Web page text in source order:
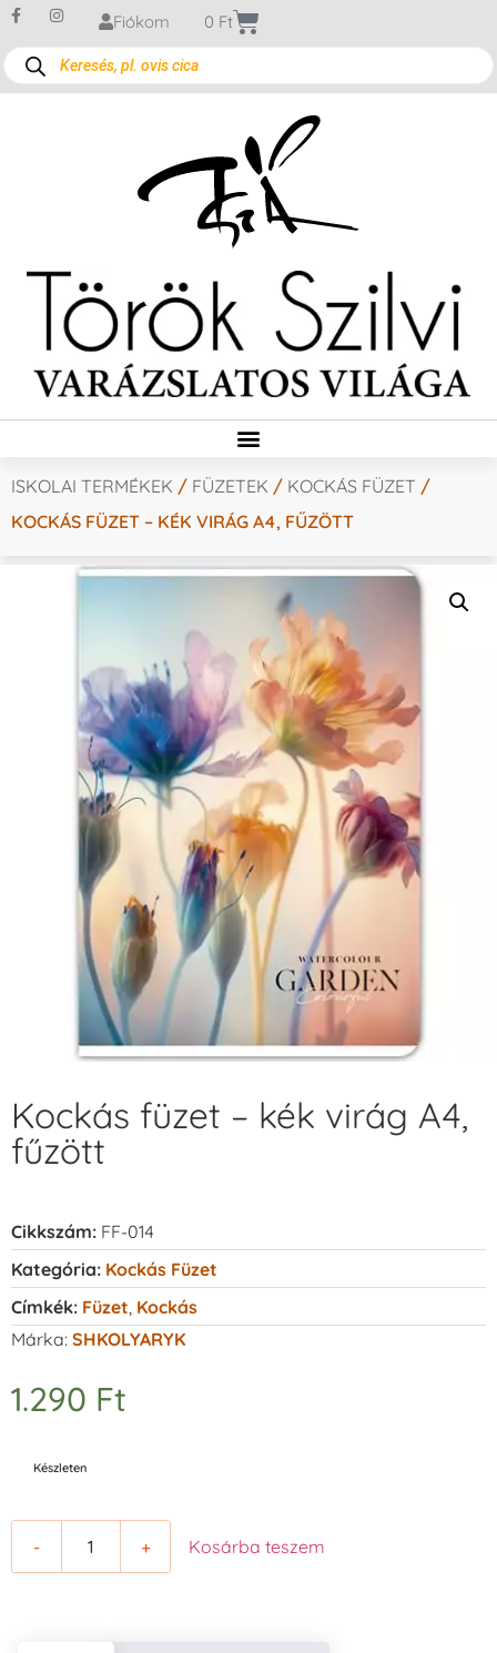
Fiókom 0 Ft
ISKOLAI TERMÉKEK / FÜZETEK / KOCKÁS FÜZET /
KOCKÁS FÜZET – KÉK VIRÁG A4, FŰZÖTT
Kockás füzet – kék virág A4,
fűzött
Cikkszám: FF-014
Kategória: Kockás Füzet
Címkék: Füzet Kockás
Márka: SHKOLYARYK
1.290 Ft
Készleten
- + Kosárba teszem